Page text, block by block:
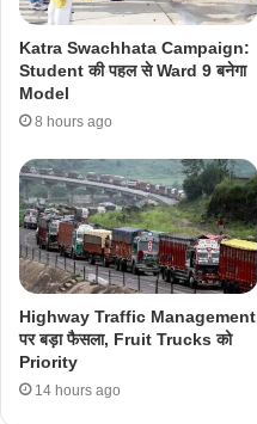
Katra Swachhata Campaign:
Student की पहल से Ward 9 बनेगा
Model
8 hours ago
Highway Traffic Management
पर बड़ा फैसला, Fruit Trucks को
Priority
14 hours ago